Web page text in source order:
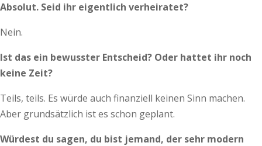
Absolut. Seid ihr eigentlich verheiratet?
Nein.
Ist das ein bewusster Entscheid? Oder hattet ihr noch
keine Zeit?
Teils, teils. Es würde auch finanziell keinen Sinn machen.
Aber grundsätzlich ist es schon geplant.
Würdest du sagen, du bist jemand, der sehr modern